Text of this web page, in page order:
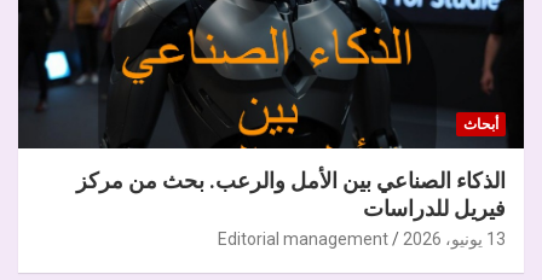
أبحاث
الذكاء الصناعي بين الأمل والرعب. بحث من مركز
فيريل للدراسات
13 يونيو، 2026 Editorial management